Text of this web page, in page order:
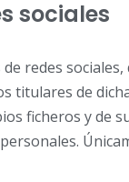
sociales
redes
titulares de
ficheros y de